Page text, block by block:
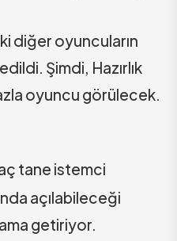
diğer oyuncuların
Şimdi, Hazırlık
oyuncu görülecek.
tane istemci
açılabileceği
getiriyor.